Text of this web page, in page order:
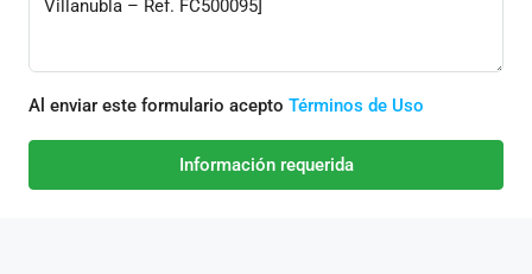
Al enviar este formulario acepto Términos de Uso
Información requerida